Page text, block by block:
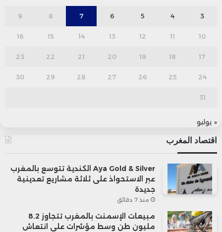
3
4
5
6
7
8
9
10
11
12
13
14
15
16
17
18
19
20
21
22
23
24
25
26
27
28
29
30
31
« يوليو
اقتصاد المغرب
Aya Gold & Silver الكندية تتوسع بالمغرب
عبر الاستحواذ على ثلاثة مشاريع تعدينية
جديدة
منذ 7 دقائق
مبيعات الإسمنت بالمغرب تتجاوز 8.2
مليون طن وسط مؤشرات على انتعاش